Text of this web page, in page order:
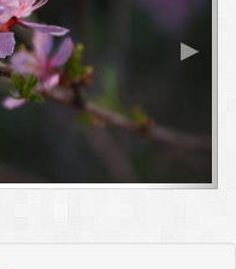
▶